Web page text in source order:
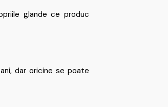
glande ce produc
dar oricine se poate